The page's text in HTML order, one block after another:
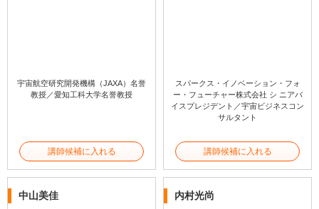
宇宙航空研究開発機構（JAXA）名誉
教授／愛知工科大学名誉教授
講師候補に入れる
スパークス・イノベーション・フォ
ー・フューチャー株式会社 シ ニアバ
イスプレジデント／宇宙ビジネスコン
サルタント
講師候補に入れる
中山美佳 内村光尚